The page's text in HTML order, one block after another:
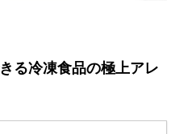
る冷凍食品の極上アレ